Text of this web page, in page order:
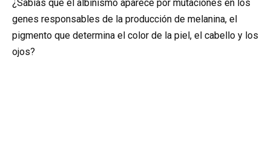
¿Sabías que el albinismo aparece por mutaciones en los
genes responsables de la producción de melanina, el
pigmento que determina el color de la piel, el cabello y los
ojos?